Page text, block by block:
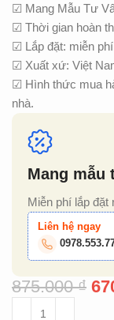
☑ Mang Mẫu Tư
☑ Thời gian hoàn
☑ Lắp đặt: miễn phí
☑ Xuất xứ: Việt
☑ Hình thức mua
nhà.
Mang mẫu
Miễn phí lắp đặt
Liên hệ ngay
875.000₫